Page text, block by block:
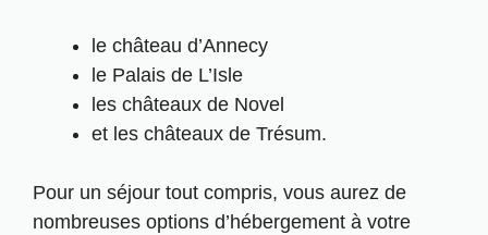
le château d’Annecy
le Palais de L’Isle
les châteaux de Novel
et les châteaux de Trésum.
Pour un séjour tout compris, vous aurez de
nombreuses options d’hébergement à votre